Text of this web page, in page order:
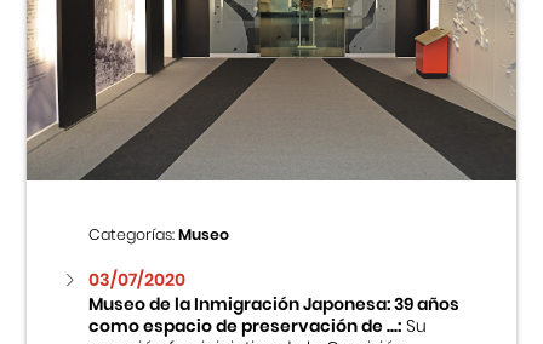
Categorías:Museo
03/07/2020
Museo de la Inmigración Japonesa: 39 años
como espacio de preservación de ...:Su